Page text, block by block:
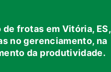
frotas em Vitória, ES,
no gerenciamento, na
da produtividade.